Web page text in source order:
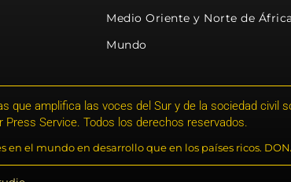
Medio Oriente y Norte de África
Mundo
que amplifica las voces del Sur y de la sociedad civil
Service. Todos los derechos reservados.
el mundo en desarrollo que en los países ricos.